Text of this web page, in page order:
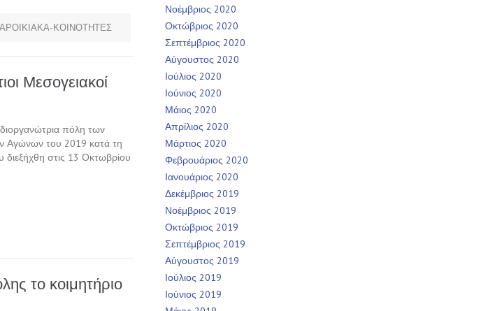
ΚΟΙΝΟΤΗΤΕΣ
Μεσογειακοί
πόλη των
Αγώνων του 2019 κατά τη
στις 13 Οκτωβρίου
το κοιμητήριο
Νοέμβριος 2020
Οκτώβριος 2020
Σεπτέμβριος 2020
Αύγουστος 2020
Ιούλιος 2020
Ιούνιος 2020
Μάιος 2020
Απρίλιος 2020
Μάρτιος 2020
Φεβρουάριος 2020
Ιανουάριος 2020
Δεκέμβριος 2019
Νοέμβριος 2019
Οκτώβριος 2019
Σεπτέμβριος 2019
Αύγουστος 2019
Ιούλιος 2019
Ιούνιος 2019